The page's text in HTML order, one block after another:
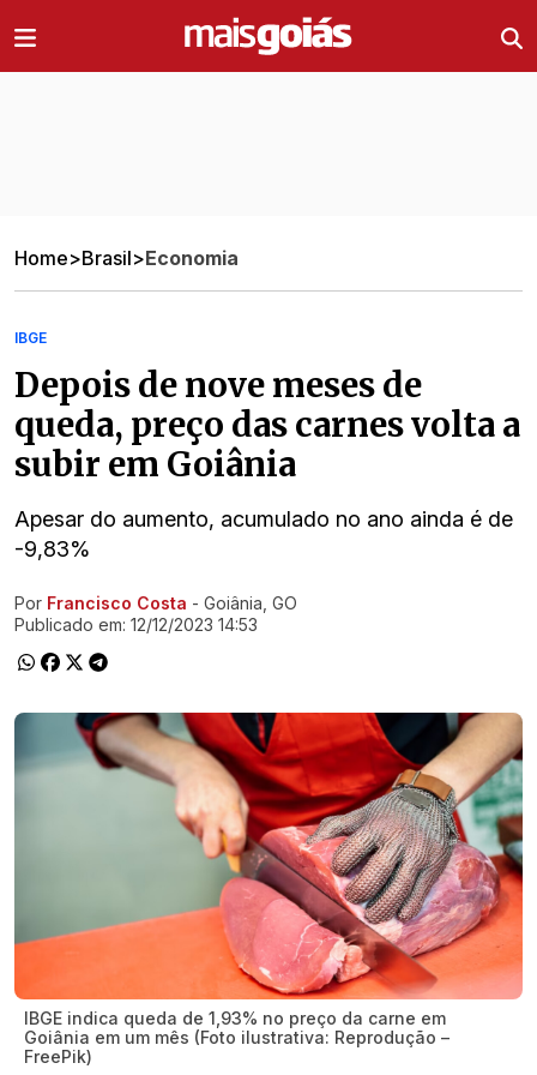
Home>Brasil>Economia
IBGE
Depois de nove meses de
queda, preço das carnes volta a
subir em Goiânia
Apesar do aumento, acumulado no ano ainda é de
-9,83%
Ir direto pra matéria
Por Francisco Costa - Goiânia, GO
Publicado em: 12/12/2023 14:53
IBGE indica queda de 1,93% no preço da carne em
Goiânia em um mês (Foto ilustrativa: Reprodução –
FreePik)